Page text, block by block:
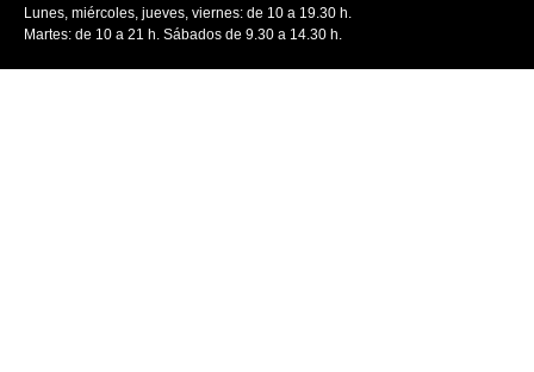
Lunes, miércoles, jueves, viernes: de 10 a 19.30 h.
Martes: de 10 a 21 h. Sábados de 9.30 a 14.30 h.